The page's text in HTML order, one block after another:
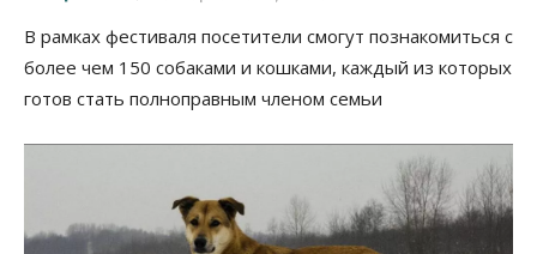
В рамках фестиваля посетители смогут познакомиться с
более чем 150 собаками и кошками, каждый из которых
готов стать полноправным членом семьи